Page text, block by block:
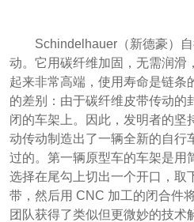
Schindelhauer（新德豪）
动。它用碳纤维加固，无需润滑
起来非常高端，使用寿命是链条
的差别：由于碳纤维皮带传动的
闭的车架上。因此，发明者的坚
动传动制造出了一辆全新的自
过的。第一辆原型车的车架是用
选择在尾勾上切出一个开口，取
带，然后用 CNC 加工的闭合件
团队获得了类似但更微妙的技术